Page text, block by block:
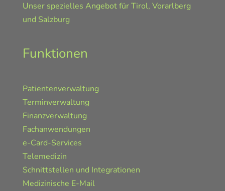
Unser spezielles Angebot für Tirol, Vorarlberg
und Salzburg
Funktionen
Patientenverwaltung
Terminverwaltung
Finanzverwaltung
Fachanwendungen
e-Card-Services
Telemedizin
Schnittstellen und Integrationen
Medizinische E-Mail